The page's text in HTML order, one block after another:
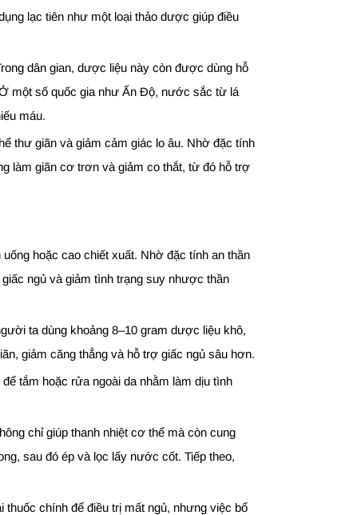
lạc tiên như một loại thảo dược giúp điều
dân gian, dược liệu này còn được dùng hỗ
một số quốc gia như Ấn Độ, nước sắc từ lá
máu.
thư giãn và giảm cảm giác lo âu. Nhờ đặc tính
làm giãn cơ trơn và giảm co thắt, từ đó hỗ trợ
hoặc cao chiết xuất. Nhờ đặc tính an thần
ngủ và giảm tình trạng suy nhược thần
ta dùng khoảng 8–10 gram dược liệu khô,
giảm căng thẳng và hỗ trợ giấc ngủ sâu hơn.
tắm hoặc rửa ngoài da nhằm làm dịu tình
chỉ giúp thanh nhiệt cơ thể mà còn cung
sau đó ép và lọc lấy nước cốt. Tiếp theo,
chính để điều trị mất ngủ, nhưng việc bổ